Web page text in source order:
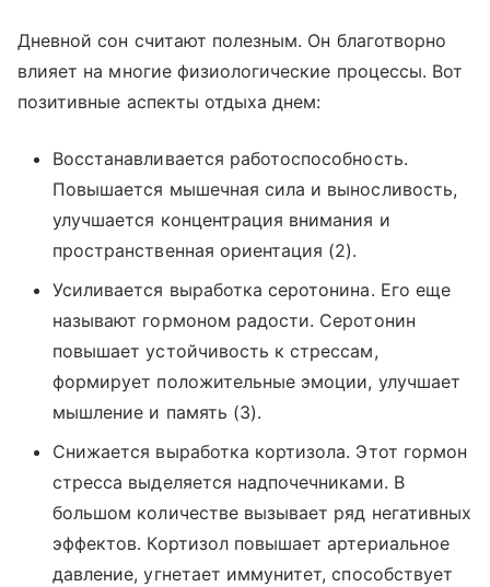
Дневной сон считают полезным. Он благотворно
влияет на многие физиологические процессы. Вот
позитивные аспекты отдыха днем:
Восстанавливается работоспособность.
Повышается мышечная сила и выносливость,
улучшается концентрация внимания и
пространственная ориентация (2).
Усиливается выработка серотонина. Его еще
называют гормоном радости. Серотонин
повышает устойчивость к стрессам,
формирует положительные эмоции, улучшает
мышление и память (3).
Снижается выработка кортизола. Этот гормон
стресса выделяется надпочечниками. В
большом количестве вызывает ряд негативных
эффектов. Кортизол повышает артериальное
давление, угнетает иммунитет, способствует